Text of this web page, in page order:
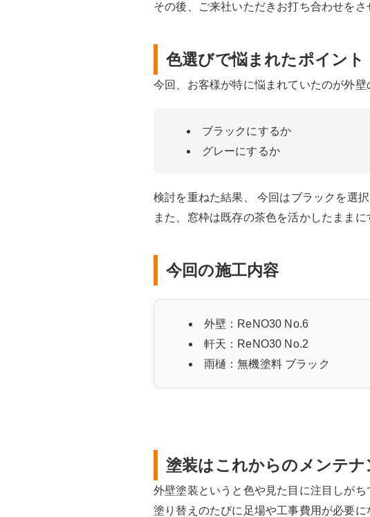
その後、ご来社いただきお打ち合わせをさ
色選びで悩まれたポイント
今回、お客様が特に悩まれていたのが外壁
ブラックにするか
グレーにするか
検討を重ねた結果、 今回はブラックを選択
また、窓枠は既存の茶色を活かしたまま
今回の施工内容
外壁：ReNO30 No.6
軒天：ReNO30 No.2
雨樋：無機塗料 ブラック
塗装はこれからのメンテ
外壁塗装というと色や見た目に注目しが
塗り替えのたびに足場や工事費用が必要